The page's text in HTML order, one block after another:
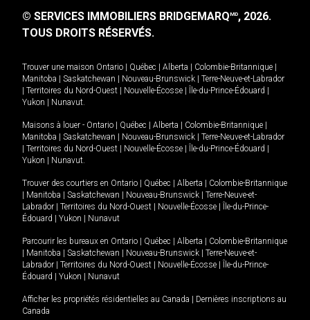
© SERVICES IMMOBILIERS BRIDGEMARQMD, 2026.
TOUS DROITS RÉSERVÉS.
Trouver une maison Ontario Québec Alberta Colombie-Britannique
Manitoba
Saskatchewan Nouveau-Brunswick
Terre-Neuve-et-Labrador
Territoires du Nord-Ouest Nouvelle-Écosse Île-du-Prince-Édouard
Yukon
Nunavut.
Maisons à louer - Ontario Québec Alberta Colombie-Britannique
Manitoba
Saskatchewan Nouveau-Brunswick
Terre-Neuve-et-Labrador
Territoires du Nord-Ouest Nouvelle-Écosse Île-du-Prince-Édouard
Yukon
Nunavut.
Trouver des courtiers en Ontario Québec Alberta
Colombie-Britannique
Manitoba Saskatchewan Nouveau-Brunswick
Terre-Neuve-et-
Labrador
Territoires du Nord-Ouest Nouvelle-Écosse
Île-du-Prince-
Édouard
Yukon Nunavut
Parcourir les bureaux en Ontario Québec Alberta
Colombie-Britannique
Manitoba Saskatchewan Nouveau-Brunswick
Terre-Neuve-et-
Labrador
Territoires du Nord-Ouest Nouvelle-Écosse
Île-du-Prince-
Édouard
Yukon Nunavut
Afficher les propriétés résidentielles au Canada
Dernières inscriptions au
Canada